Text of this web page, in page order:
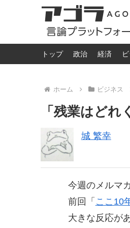
トップ 政治 経済
ホーム ビジネス
「残業はど
城 繁幸
今週のメルマ
前回「 ここ10
大きな反応が